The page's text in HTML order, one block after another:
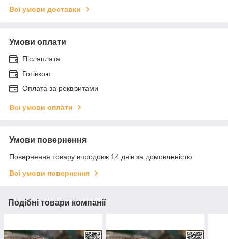
Всі умови доставки
Умови оплати
Післяплата
Готівкою
Оплата за реквізитами
Всі умови оплати
Умови повернення
Повернення товару впродовж 14 днів за домовленістю
Всі умови повернення
Подібні товари компанії